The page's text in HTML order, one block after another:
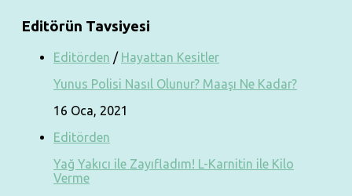
Editörün Tavsiyesi
Editörden / Hayattan Kesitler
Yunus Polisi Nasıl Olunur? Maaşı Ne Kadar?
16 Oca, 2021
Editörden
Yağ Yakıcı ile Zayıfladım! L-Karnitin ile Kilo
Verme